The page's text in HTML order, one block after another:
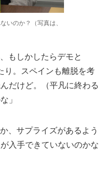
いのか？（写真は、
もしかしたらデモと
り。スペインも離脱を考
だけど。（平凡に終わる
」
か、サプライズがあるよう
入手できていないのかな